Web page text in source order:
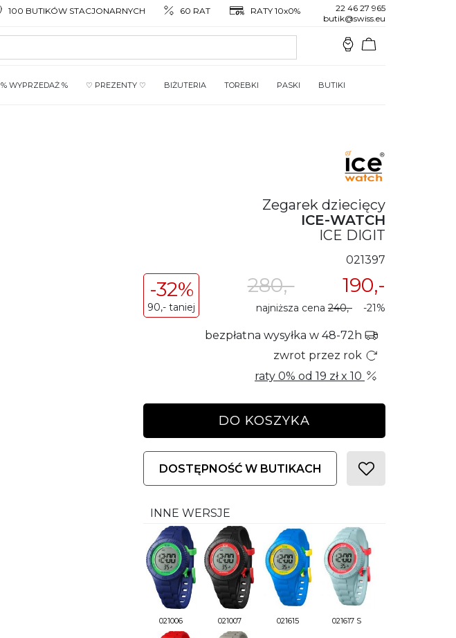
100 BUTIKÓW STACJONARNYCH 60 RAT RATY 10x0%
22 46 27 965
butik@swiss.eu
% WYPRZEDAŻ % ♡ PREZENTY ♡ BIŻUTERIA TOREBKI PASKI BUTIKI
Zegarek dziecięcy
ICE-WATCH
ICE DIGIT
021397
190,-
-32%
90,- taniej
280,-
najniższa cena 240,- -21%
bezpłatna wysyłka w 48-72h
zwrot przez rok
raty 0% od 19 złx 10
DO KOSZYKA
DOSTĘPNOŚĆ W BUTIKACH
INNE WERSJE
021006 021007 021615 021617 S